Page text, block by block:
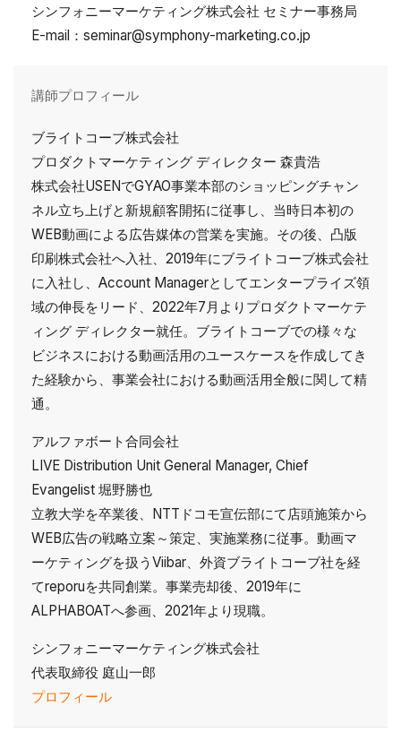
シンフォニーマーケティング株式会社 セミナー事務局
E-mail：seminar@symphony-marketing.co.jp
講師プロフィール
ブライトコーブ株式会社
プロダクトマーケティング ディレクター 森貴浩
株式会社USENでGYAO事業本部のショッピングチャン
ネル立ち上げと新規顧客開拓に従事し、当時日本初の
WEB動画による広告媒体の営業を実施。その後、凸版
印刷株式会社へ入社、2019年にブライトコーブ株式会社
に入社し、Account Managerとしてエンタープライズ領
域の伸長をリード、2022年7月よりプロダクトマーケテ
ィング ディレクター就任。ブライトコーブでの様々な
ビジネスにおける動画活用のユースケースを作成してき
た経験から、事業会社における動画活用全般に関して精
通。
アルファボート合同会社
LIVE Distribution Unit General Manager, Chief
Evangelist 堀野勝也
立教大学を卒業後、NTTドコモ宣伝部にて店頭施策から
WEB広告の戦略立案～策定、実施業務に従事。動画マ
ーケティングを扱うViibar、外資ブライトコーブ社を経
てreporuを共同創業。事業売却後、2019年に
ALPHABOATへ参画、2021年より現職。
シンフォニーマーケティング株式会社
代表取締役 庭山一郎
プロフィール